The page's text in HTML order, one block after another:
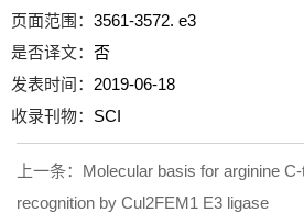
页面范围：3561-3572. e3
是否译文：否
发表时间： 2019-06-18
收录刊物： SCI
上一条： Molecular basis for arginine
recognition by Cul2FEM1 E3 ligase